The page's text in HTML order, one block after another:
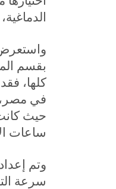
بقسم
في مصر،
ساعات
وتم
سرعة